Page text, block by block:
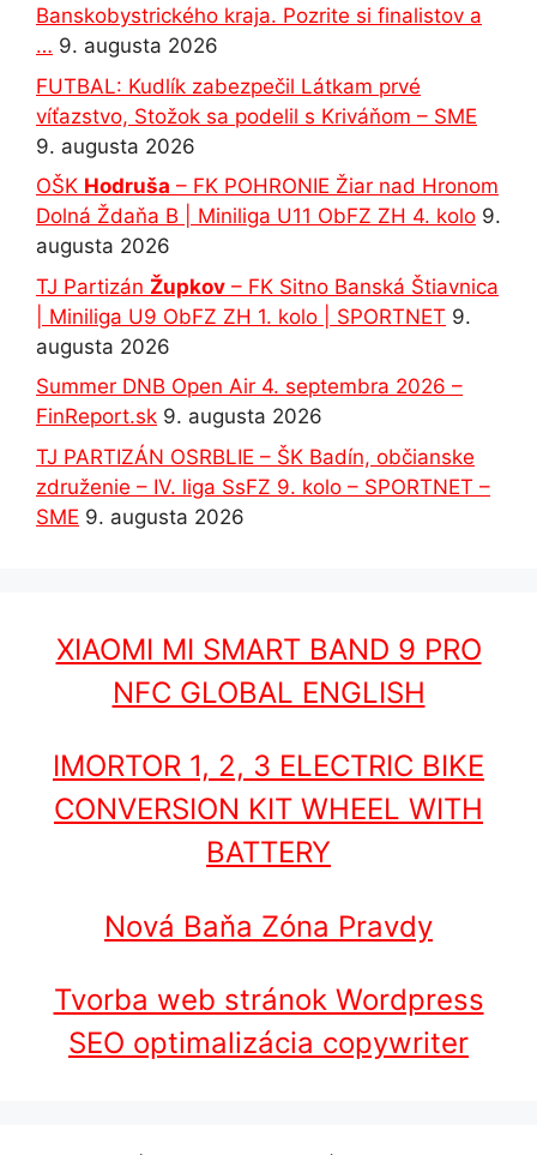
Banskobystrického kraja. Pozrite si finalistov a
… 9. augusta 2026
FUTBAL: Kudlík zabezpečil Látkam prvé
víťazstvo, Stožok sa podelil s Kriváňom – SME
9. augusta 2026
OŠK Hodruša – FK POHRONIE Žiar nad Hronom
Dolná Ždaňa B | Miniliga U11 ObFZ ZH 4. kolo 9.
augusta 2026
TJ Partizán Župkov – FK Sitno Banská Štiavnica
| Miniliga U9 ObFZ ZH 1. kolo | SPORTNET 9.
augusta 2026
Summer DNB Open Air 4. septembra 2026 –
FinReport.sk 9. augusta 2026
TJ PARTIZÁN OSRBLIE – ŠK Badín, občianske
združenie – IV. liga SsFZ 9. kolo – SPORTNET –
SME 9. augusta 2026
XIAOMI MI SMART BAND 9 PRO
NFC GLOBAL ENGLISH
IMORTOR 1, 2, 3 ELECTRIC BIKE
CONVERSION KIT WHEEL WITH
BATTERY
Nová Baňa Zóna Pravdy
Tvorba web stránok Wordpress
SEO optimalizácia copywriter